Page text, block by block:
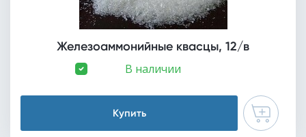
Железоаммонийные квасцы, 12/в
В наличии
Купить